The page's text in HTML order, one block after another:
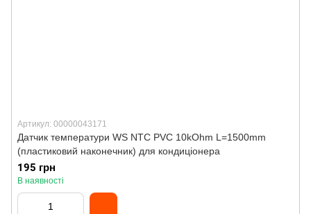
Артикул: 00000043171
Датчик температури WS NTC PVC 10kOhm L=1500mm
(пластиковий наконечник) для кондиціонера
195 грн
В наявності